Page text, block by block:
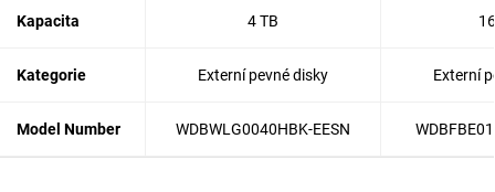
Kapacita 4 TB
Kategorie Externí pevné disky Externí
Model Number WDBWLG0040HBK-EESN